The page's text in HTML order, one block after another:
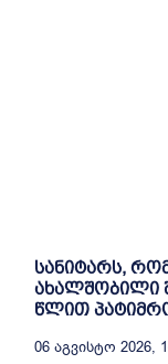
სანიტარს,
ახალშობილი
წლით
06 Აგვისტო 2026,